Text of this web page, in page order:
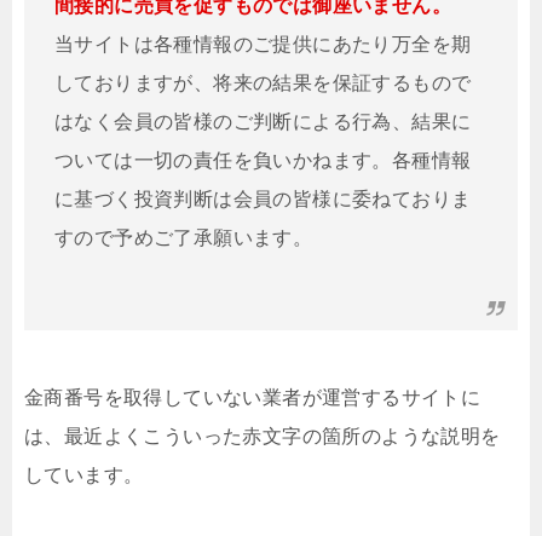
間接的に売買を促すものでは御座いません。
当サイトは各種情報のご提供にあたり万全を期
しておりますが、将来の結果を保証するもので
はなく会員の皆様のご判断による行為、結果に
ついては一切の責任を負いかねます。各種情報
に基づく投資判断は会員の皆様に委ねておりま
すので予めご了承願います。
金商番号を取得していない業者が運営するサイトに
は、最近よくこういった赤文字の箇所のような説明を
しています。